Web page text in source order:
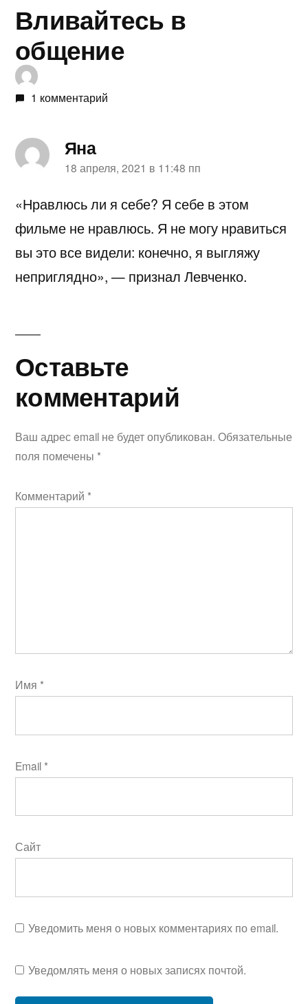
Вливайтесь в
общение
1 комментарий
Яна
пишет:
18 апреля, 2021 в 11:48 пп
«Нравлюсь ли я себе? Я себе в этом
фильме не нравлюсь. Я не могу нравиться
вы это все видели: конечно, я выгляжу
неприглядно», — признал Левченко.
Оставьте
комментарий
Ваш адрес email не будет опубликован. Обязательные
поля помечены *
Комментарий *
Имя *
Email *
Сайт
Уведомить меня о новых комментариях по email.
Уведомлять меня о новых записях почтой.
Оставьте
комментарий